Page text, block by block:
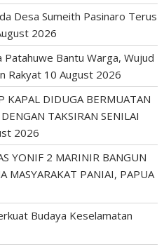
Desa Sumeith Pasinaro Terus
2026
Bantu Warga, Wujud
Rakyat 10 August 2026
KAPAL DIDUGA BERMUATAN
TAKSIRAN SENILAI
2026
YONIF 2 MARINIR BANGUN
MASYARAKAT PANIAI, PAPUA
Budaya Keselamatan